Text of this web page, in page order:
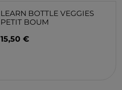
LEARN BOTTLE VEGGIES
PETIT BOUM
15,50 €